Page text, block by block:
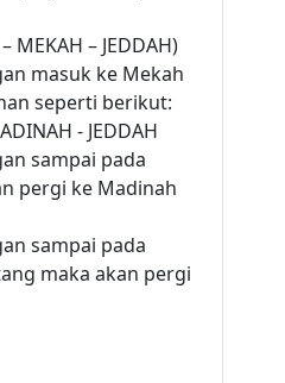
MEKAH – JEDDAH)
masuk ke Mekah
seperti berikut:
- JEDDAH
sampai pada
pergi ke Madinah
sampai pada
maka akan pergi